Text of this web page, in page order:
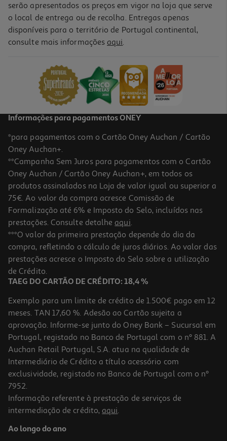
serão apresentados os preços em vigor na loja que serve
o local de entrega ou de recolha. Entregas apenas
disponíveis para o território de Portugal continental,
consulte mais informações aqui.
Informações para pagamentos ONEY
*para pagamentos com o Cartão Oney Auchan / Cartão
Oney Auchan+.
**Campanha Sem Juros para pagamentos com o Cartão
Oney Auchan / Cartão Oney Auchan+, em todos os
produtos assinalados na Loja de valor igual ou superior a
75€. Ao valor da compra acresce Comissão de
Formalização até 6% e Imposto do Selo, incluídos nas
prestações. Consulte detalhe aqui.
***O valor da primeira prestação depende do dia da
compra, refletindo o cálculo de juros diários. Ao valor das
prestações acresce o Imposto do Selo sobre a utilização
de Crédito.
TAEG DO CARTÃO DE CRÉDITO: 18,4 %
Exemplo para um limite de crédito de 1.500€ pago em 12
meses. TAN 17,60 %. Adesão ao Cartão sujeita a
aprovação. Informe-se junto do Oney Bank – Sucursal em
Portugal, registado no Banco de Portugal com o nº 881. A
Auchan Retail Portugal, S.A. atua na qualidade de
Intermediário de Crédito a título acessório com
exclusividade, registado no Banco de Portugal com o nº
7952.
Informação referente à prestação de serviços de
intermediação de crédito, aqui.
Ao longo do ano